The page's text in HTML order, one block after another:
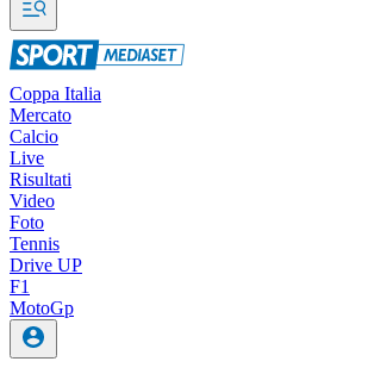
Coppa Italia
Mercato
Calcio
Live
Risultati
Video
Foto
Tennis
Drive UP
F1
MotoGp